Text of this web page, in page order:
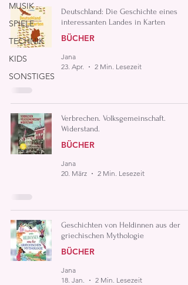
MUSIK
SPIELE
TECHNIK
KIDS
SONSTIGES
Deutschland: Die Geschichte eines
interessanten Landes in Karten
BÜCHER
Jana
23. Apr.
2 Min. Lesezeit
Verbrechen. Volksgemeinschaft.
Widerstand.
BÜCHER
Jana
20. März
2 Min. Lesezeit
Geschichten von Heldinnen aus der
griechischen Mythologie
BÜCHER
Jana
18. Jan.
2 Min. Lesezeit